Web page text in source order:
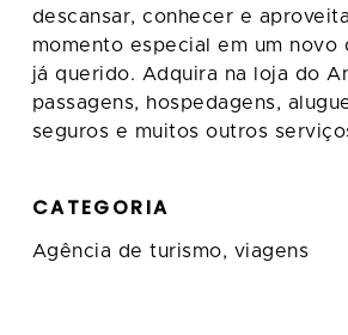
descansar, conhecer e
momento especial em um novo
já querido. Adquira na loja do
passagens, hospedagens,
seguros e muitos outros
CATEGORIA
Agência de turismo, viagens